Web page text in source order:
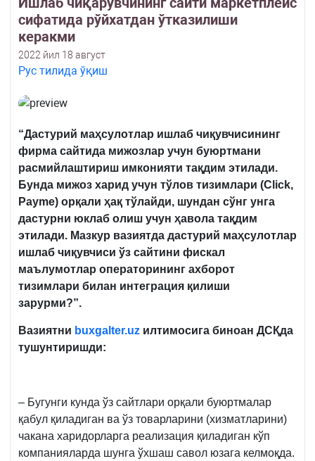
сифатида рўйхатдан ўтказилиши
керакми
2022 йил 18 август
Рус тилида ўқиш
“Дастурий маҳсулотлар ишлаб чиқувчисининг
фирма сайтида мижозлар учун буюртмани
расмийлаштириш имконияти тақдим этилади.
Бунда мижоз харид учун тўлов тизимлари (Click,
Payme) орқали ҳақ тўлайди, шундан сўнг унга
дастурни юклаб олиш учун ҳавола тақдим
этилади. Мазкур вазиятда дастурий маҳсулотлар
ишлаб чиқувчиси ўз сайтини фискал
маълумотлар операторининг ахборот
тизимлари билан интеграция қилиши
зарурми?”.
Вазиятни buxgalter.uz илтимосига биноан ДСҚда
тушунтиришди:
– Бугунги кунда ўз сайтлари орқали буюртмалар
қабул қиладиган ва ўз товарларини (хизматларини)
чакана харидорларга реализация қиладиган кўп
компанияларда шунга ўхшаш савол юзага келмоқда.